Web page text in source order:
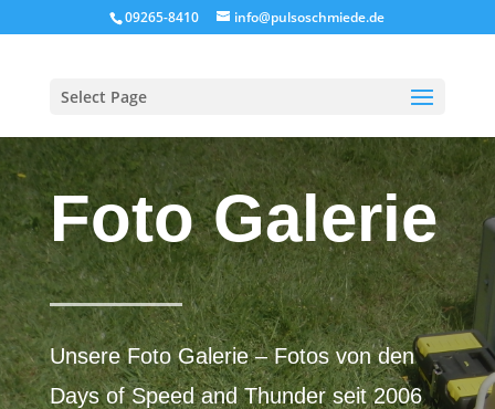
09265-8410 info@pulsoschmiede.de
Select Page
Foto Galerie
Unsere Foto Galerie – Fotos von den
Days of Speed and Thunder seit 2006